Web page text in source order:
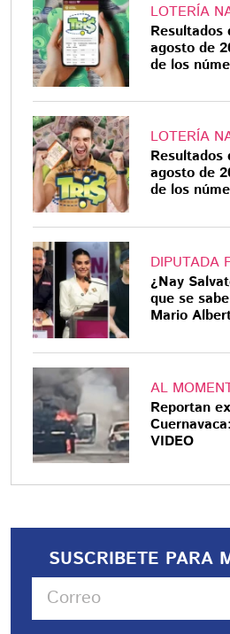
LOTERÍA
Resultados
agosto de
de los
LOTERÍA
Resultados
agosto de
de los
DIPUTADA
¿Nay
que se
Mario
AL
Reportan
VIDEO
SUSCRIBETE PARA